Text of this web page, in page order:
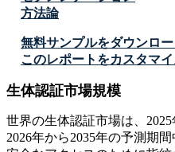
方法論
無料サンプルをダウンロー
このレポートをカスタマ
生体認証市場規模
世界の生体認証市場は、
2026年から2035年の予測期